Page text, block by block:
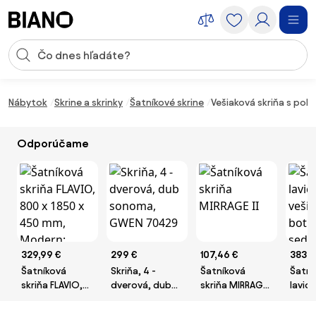
Vstup pre vyhľadávanie
Nábytok Skrine a skrinky Šatníkové skrine Vešiaková skriňa s
Odporúčame
329,99 €
Šatníková
skriňa FLAVIO,
299 €
Skriňa, 4 -
dverová, dub
107,46 €
Šatníková
skriňa MIRRAGE